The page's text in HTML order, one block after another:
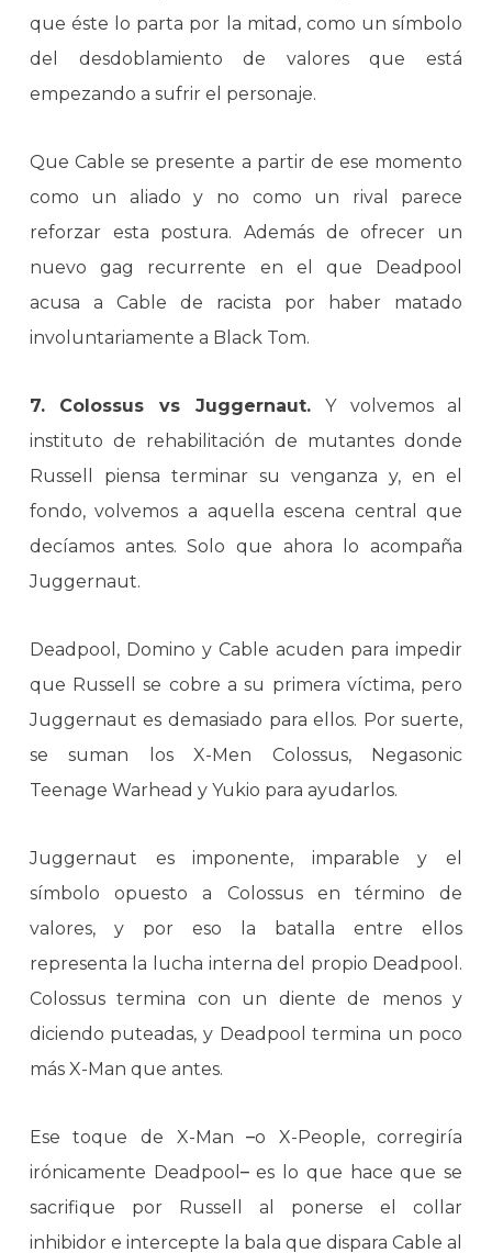
que éste lo parta por la mitad, como un símbolo
del desdoblamiento de valores que está
empezando a sufrir el personaje.
Que Cable se presente a partir de ese momento
como un aliado y no como un rival parece
reforzar esta postura. Además de ofrecer un
nuevo gag recurrente en el que Deadpool
acusa a Cable de racista por haber matado
involuntariamente a Black Tom.
7. Colossus vs Juggernaut.Y volvemos al
instituto de rehabilitación de mutantes donde
Russell piensa terminar su venganza y, en el
fondo, volvemos a aquella escena central que
decíamos antes. Solo que ahora lo acompaña
Juggernaut.
Deadpool, Domino y Cable acuden para impedir
que Russell se cobre a su primera víctima, pero
Juggernaut es demasiado para ellos. Por suerte,
se suman los X-Men Colossus, Negasonic
Teenage Warhead y Yukio para ayudarlos.
Juggernaut es imponente, imparable y el
símbolo opuesto a Colossus en término de
valores, y por eso la batalla entre ellos
representa la lucha interna del propio Deadpool.
Colossus termina con un diente de menos y
diciendo puteadas, y Deadpool termina un poco
más X-Man que antes.
Ese toque de X-Man–o X-People, corregiría
irónicamente Deadpool –es lo que hace que se
sacrifique por Russell al ponerse el collar
inhibidor e intercepte la bala que dispara Cable al